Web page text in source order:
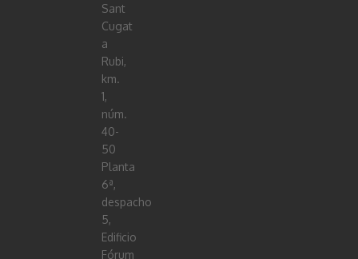
Sant
Cugat
a
Rubi,
km.
1,
núm.
40-
50
Planta
6ª,
despacho
5,
Edificio
Fórum